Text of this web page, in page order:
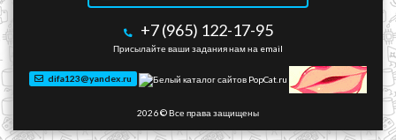
+7 (965) 122-17-95
Присылайте ваши задания нам на email
difa123@yandex.ru
2026 © Все права защищены